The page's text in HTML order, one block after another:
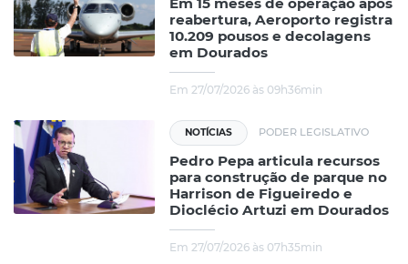
reabertura, Aeroporto registra
10.209 pousos e decolagens
em Dourados
Em 27/07/2026 às 09h36min
NOTÍCIAS PODER LEGISLATIVO
Pedro Pepa articula recursos
para construção de parque no
Harrison de Figueiredo e
Dioclécio Artuzi em Dourados
Em 27/07/2026 às 07h35min